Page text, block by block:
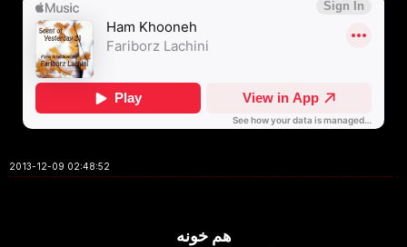
2013-12-09 02:48:52
هم خونه